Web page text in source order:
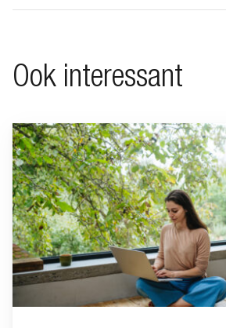
Ook interessant
Ga naar “Minimalistisch leven”